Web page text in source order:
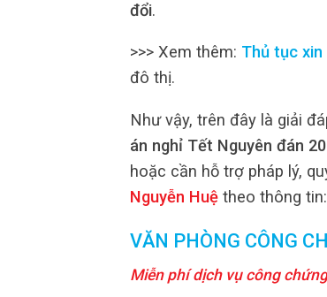
đổi.
>>> Xem thêm: Thủ tục
đô thị.
Như vậy, trên đây là giải
án nghỉ Tết Nguyên đán
hoặc cần hỗ trợ pháp lý,
Nguyễn Huệ theo thông tin:
VĂN PHÒNG CÔNG
Miễn phí dịch vụ công